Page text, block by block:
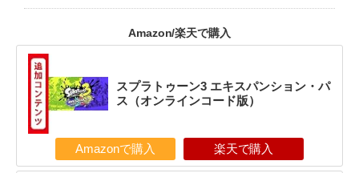
Amazon/楽天で購入
スプラトゥーン3 エキスパンション・パ
ス（オンラインコード版）
Amazonで購入 楽天で購入